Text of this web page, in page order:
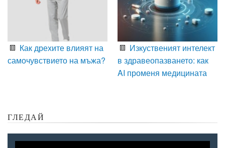
Как дрехите влияят на
самочувствието на мъжа?
Изкуственият интелект
в здравеопазването: как
AI променя медицината
ГЛЕДАЙ